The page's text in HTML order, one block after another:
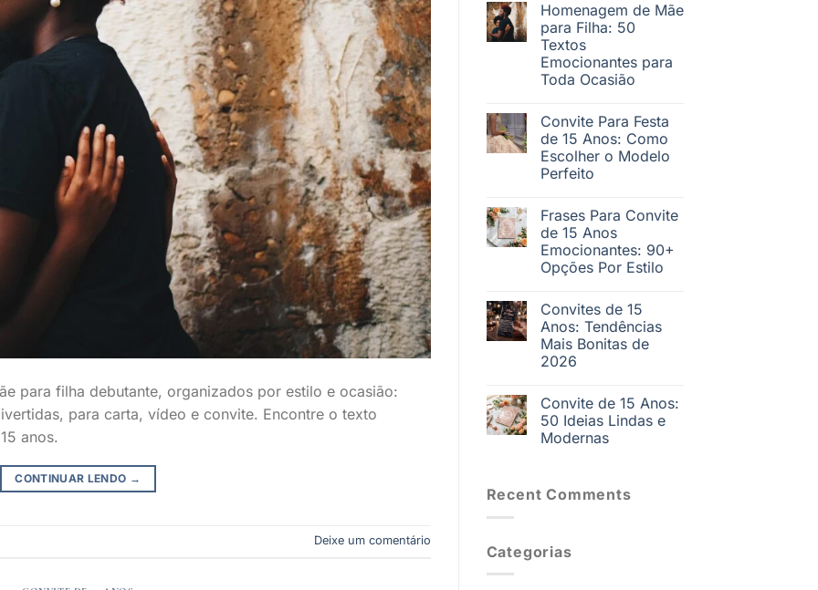
para filha debutante, organizados por estilo e ocasião:
para carta, vídeo e convite. Encontre o texto
anos.
CONTINUAR LENDO →
Deixe um comentário
Homenagem de Mãe
para Filha: 50
Textos
Emocionantes para
Toda Ocasião
Convite Para Festa
de 15 Anos: Como
Escolher o Modelo
Perfeito
Frases Para Convite
de 15 Anos
Emocionantes: 90+
Opções Por Estilo
Convites de 15
Anos: Tendências
Mais Bonitas de
2026
Convite de 15 Anos:
50 Ideias Lindas e
Modernas
Recent Comments
Categorias